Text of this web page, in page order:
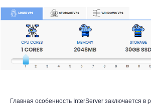
Главная особенность InterServer заключается в